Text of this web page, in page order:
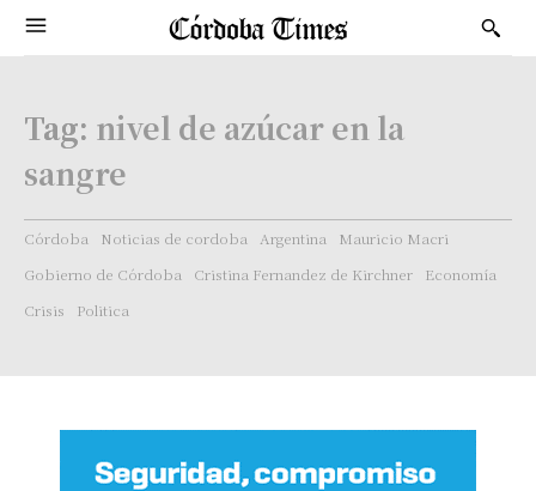
Tag: nivel de azúcar en la
sangre
Córdoba Noticias de cordoba Argentina
Mauricio Macri
Gobierno de Córdoba
Cristina Fernandez de Kirchner
Economía
Crisis
Politica